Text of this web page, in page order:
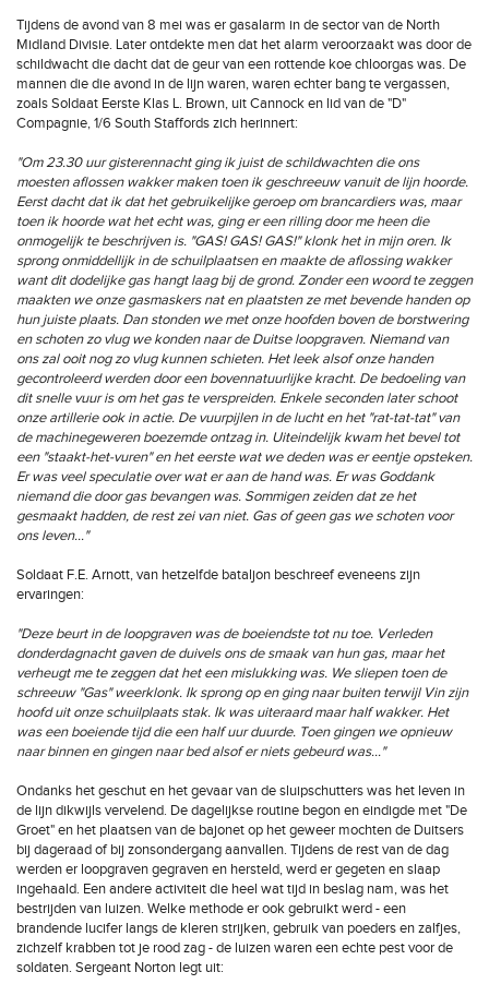
Tijdens de avond van 8 mei was er gasalarm in de sector van de North
Midland Divisie. Later ontdekte men dat het alarm veroorzaakt was door de
schildwacht die dacht dat de geur van een rottende koe chloorgas was. De
mannen die die avond in de lijn waren, waren echter bang te vergassen,
zoals Soldaat Eerste Klas L. Brown, uit Cannock en lid van de "D"
Compagnie, 1/6 South Staffords zich herinnert:
"Om 23.30 uur gisterennacht ging ik juist de schildwachten die ons
moesten aflossen wakker maken toen ik geschreeuw vanuit de lijn hoorde.
Eerst dacht dat ik dat het gebruikelijke geroep om brancardiers was, maar
toen ik hoorde wat het echt was, ging er een rilling door me heen die
onmogelijk te beschrijven is. "GAS! GAS! GAS!" klonk het in mijn oren. Ik
sprong onmiddellijk in de schuilplaatsen en maakte de aflossing wakker
want dit dodelijke gas hangt laag bij de grond. Zonder een woord te zeggen
maakten we onze gasmaskers nat en plaatsten ze met bevende handen op
hun juiste plaats. Dan stonden we met onze hoofden boven de borstwering
en schoten zo vlug we konden naar de Duitse loopgraven. Niemand van
ons zal ooit nog zo vlug kunnen schieten. Het leek alsof onze handen
gecontroleerd werden door een bovennatuurlijke kracht. De bedoeling van
dit snelle vuur is om het gas te verspreiden. Enkele seconden later schoot
onze artillerie ook in actie. De vuurpijlen in de lucht en het "rat-tat-tat" van
de machinegeweren boezemde ontzag in. Uiteindelijk kwam het bevel tot
een "staakt-het-vuren" en het eerste wat we deden was er eentje opsteken.
Er was veel speculatie over wat er aan de hand was. Er was Goddank
niemand die door gas bevangen was. Sommigen zeiden dat ze het
gesmaakt hadden, de rest zei van niet. Gas of geen gas we schoten voor
ons leven…"
Soldaat F.E. Arnott, van hetzelfde bataljon beschreef eveneens zijn
ervaringen:
"Deze beurt in de loopgraven was de boeiendste tot nu toe. Verleden
donderdagnacht gaven de duivels ons de smaak van hun gas, maar het
verheugt me te zeggen dat het een mislukking was. We sliepen toen de
schreeuw "Gas" weerklonk. Ik sprong op en ging naar buiten terwijl Vin zijn
hoofd uit onze schuilplaats stak. Ik was uiteraard maar half wakker. Het
was een boeiende tijd die een half uur duurde. Toen gingen we opnieuw
naar binnen en gingen naar bed alsof er niets gebeurd was…"
Ondanks het geschut en het gevaar van de sluipschutters was het leven in
de lijn dikwijls vervelend. De dagelijkse routine begon en eindigde met "De
Groet" en het plaatsen van de bajonet op het geweer mochten de Duitsers
bij dageraad of bij zonsondergang aanvallen. Tijdens de rest van de dag
werden er loopgraven gegraven en hersteld, werd er gegeten en slaap
ingehaald. Een andere activiteit die heel wat tijd in beslag nam, was het
bestrijden van luizen. Welke methode er ook gebruikt werd - een
brandende lucifer langs de kleren strijken, gebruik van poeders en zalfjes,
zichzelf krabben tot je rood zag - de luizen waren een echte pest voor de
soldaten. Sergeant Norton legt uit: